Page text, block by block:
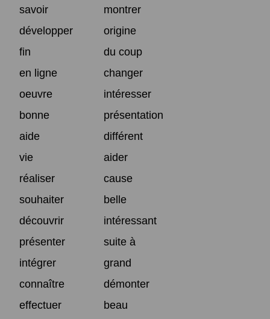
savoir
montrer
développer
origine
fin
du coup
en ligne
changer
oeuvre
intéresser
bonne
présentation
aide
différent
vie
aider
réaliser
cause
souhaiter
belle
découvrir
intéressant
présenter
suite à
intégrer
grand
connaître
démonter
effectuer
beau